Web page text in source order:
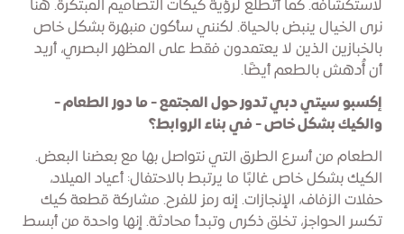
لاستكشافه. كما أتطلع لرؤية كيكات التصاميم المبتكرة. هنا
نرى الخيال ينبض بالحياة. لكنني سأكون منبهرة بشكل خاص
بالخبازين الذين لا يعتمدون فقط على المظهر البصري، أريد
أن أُدهش بالطعم أيضًا.
إكسبو سيتي دبي تدور حول المجتمع - ما دور الطعام -
والكيك بشكل خاص - في بناء الروابط؟
الطعام من أسرع الطرق التي نتواصل بها مع بعضنا البعض.
الكيك بشكل خاص غالبًا ما يرتبط بالاحتفال: أعياد الميلاد،
حفلات الزفاف، الإنجازات. إنه رمز للفرح. مشاركة قطعة كيك
تكسر الحواجز، تخلق ذكرى وتبدأ محادثة. إنها واحدة من أبسط